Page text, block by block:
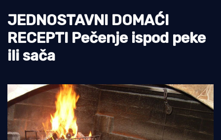
Pomorstvo
Ribolov
Ekologija
JEDNOSTAVNI DOMAĆI
RECEPTI Pečenje ispod peke
ili sača